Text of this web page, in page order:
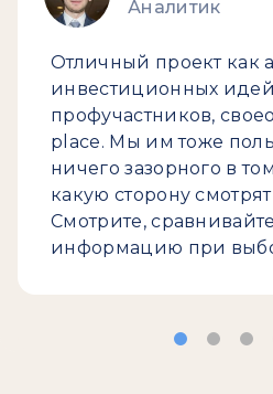
Аналитик
Отличный проект как
инвестиционных
профучастников,
place. Мы им тоже
ничего зазорного в
какую сторону
Смотрите,
информацию при